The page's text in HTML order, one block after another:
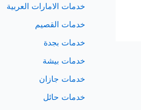
خدمات الامارات العربية
خدمات القصيم
خدمات بجدة
خدمات بيشة
خدمات جازان
خدمات حائل